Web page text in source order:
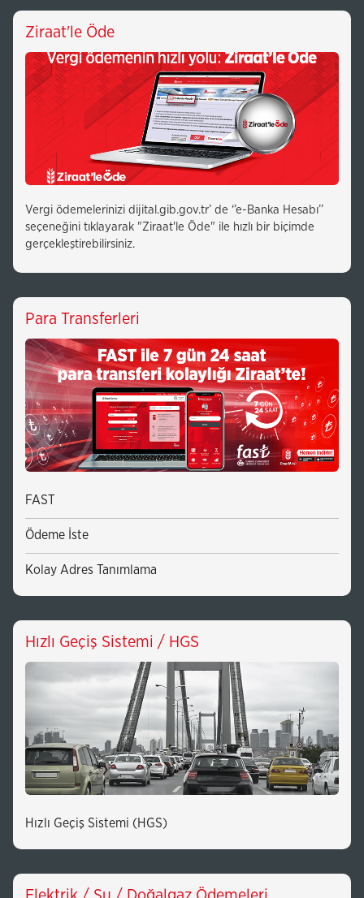
Ziraat'le Öde
Vergi ödemelerinizi dijital.gib.gov.tr’ de ‘’e-Banka Hesabı’’
seçeneğini tıklayarak "Ziraat'le Öde" ile hızlı bir biçimde
gerçekleştirebilirsiniz. ​
Para Transferleri
FAST
Ödeme İste
Kolay Adres Tanımlama
Hızlı Geçiş Sistemi / HGS
Hızlı Geçiş Sistemi (HGS)